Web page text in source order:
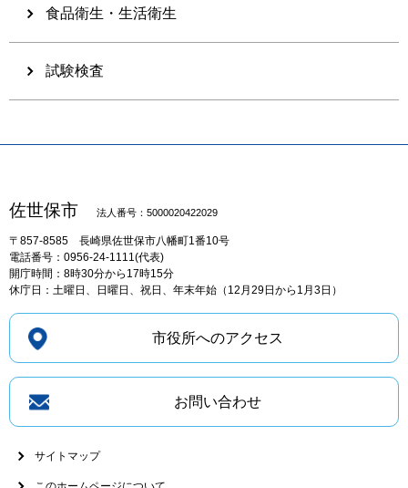
食品衛生・生活衛生
試験検査
佐世保市 法人番号：5000020422029
〒857-8585 長崎県佐世保市八幡町1番10号
電話番号：0956-24-1111(代表)
開庁時間：8時30分から17時15分
休庁日：土曜日、日曜日、祝日、年末年始（12月29日から1月3日）
市役所へのアクセス
お問い合わせ
サイトマップ